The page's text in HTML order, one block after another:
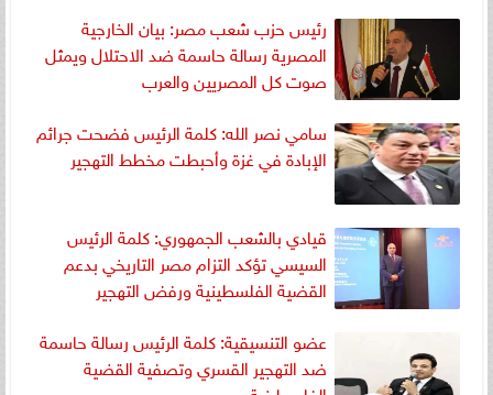
رئيس حزب شعب مصر: بيان الخارجية
المصرية رسالة حاسمة ضد الاحتلال ويمثل
صوت كل المصريين والعرب
سامي نصر الله: كلمة الرئيس فضحت جرائم
الإبادة في غزة وأحبطت مخطط التهجير
قيادي بالشعب الجمهوري: كلمة الرئيس
السيسي تؤكد التزام مصر التاريخي بدعم
القضية الفلسطينية ورفض التهجير
عضو التنسيقية: كلمة الرئيس رسالة حاسمة
ضد التهجير القسري وتصفية القضية